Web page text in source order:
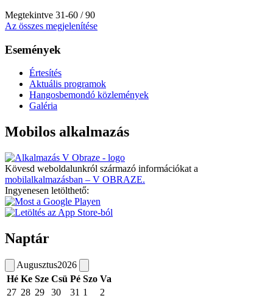
Megtekintve 31-60 / 90
Az összes megjelenítése
Események
Értesítés
Aktuális programok
Hangosbemondó közlemények
Galéria
Mobilos alkalmazás
Kövesd weboldalunkról származó információkat a
mobilalkalmazásban – V OBRAZE.
Ingyenesen letölthető:
Naptár
Augusztus2026
Hé Ke Sze Csü Pé Szo Va
27 28 29 30 31 1
2